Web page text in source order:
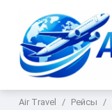
Air Travel Рейсы